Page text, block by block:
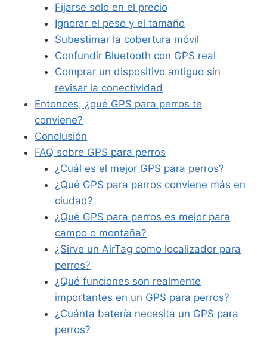
Fijarse solo en el precio
Ignorar el peso y el tamaño
Subestimar la cobertura móvil
Confundir Bluetooth con GPS real
Comprar un dispositivo antiguo sin
revisar la conectividad
Entonces, ¿qué GPS para perros te
conviene?
Conclusión
FAQ sobre GPS para perros
¿Cuál es el mejor GPS para perros?
¿Qué GPS para perros conviene más en
ciudad?
¿Qué GPS para perros es mejor para
campo o montaña?
¿Sirve un AirTag como localizador para
perros?
¿Qué funciones son realmente
importantes en un GPS para perros?
¿Cuánta batería necesita un GPS para
perros?